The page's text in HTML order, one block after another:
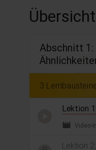
Abschnitt
3
Lektion
movie Video-
Lektion